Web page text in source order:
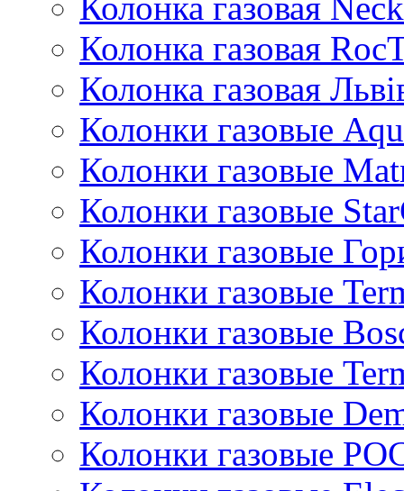
Колонка газовая
Колонка газовая
Колонки газовые
Колонки газовые
Колонки газовые
Колонки газовые
Колонки газовые
Колонки газовые
Колонки газовые
Колонки газовые
Колонки газовые